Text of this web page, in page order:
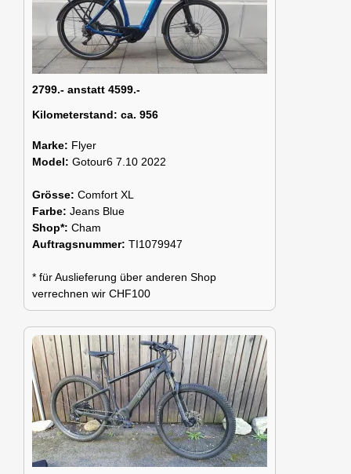
2799.- anstatt 4599.-
Kilometerstand: ca. 956
Marke: Flyer
Model: Gotour6 7.10 2022
Grösse: Comfort XL
Farbe: Jeans Blue
Shop*: Cham
Auftragsnummer: TI1079947
* für Auslieferung über anderen Shop
verrechnen wir CHF100